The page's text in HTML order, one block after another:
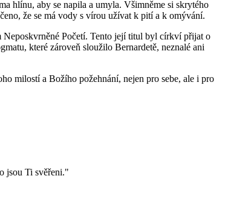
hlínu, aby se napila a umyla. Všimněme si skrytého
že se má vody s vírou užívat k pití a k omývání.
Neposkvrněné Početí. Tento její titul byl církví přijat o
které zároveň sloužilo Bernardetě, neznalé ani
milostí a Božího požehnání, nejen pro sebe, ale i pro
jsou Ti svěřeni."